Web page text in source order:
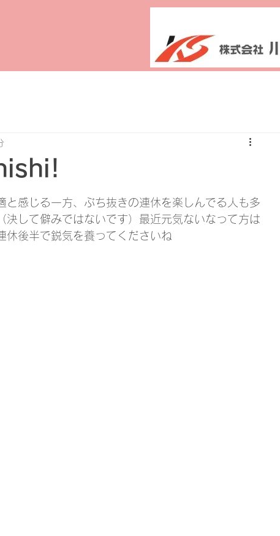
と感じる一方、ぶち抜きの連休を楽しんでる人も多
決して僻みではないです）最近元気ないなって方は
休後半で鋭気を養ってくださいね